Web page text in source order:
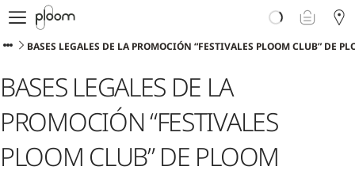
Descubre Ploom AURA
Tienda
Ploom Club
Ayuda y soporte
Localiza tu tienda
BASES LEGALES DE LA PROMOCIÓN “FESTIVALES PLOOM CLUB” DE
BASES LEGALES DE LA
PROMOCIÓN “FESTIVALES
PLOOM CLUB” DE PLOOM